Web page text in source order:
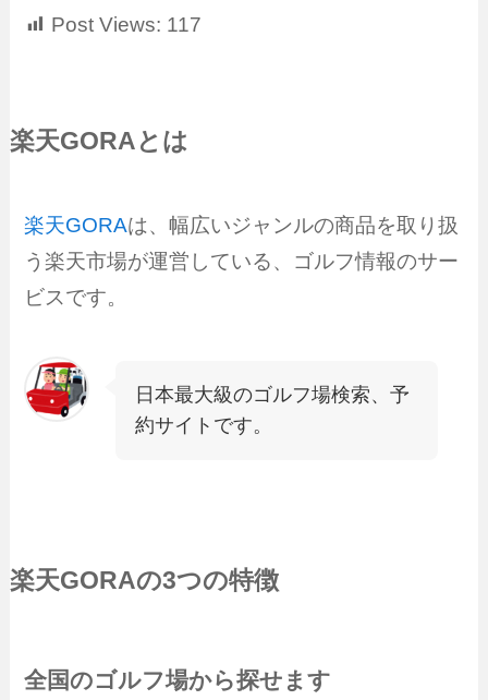
Post Views: 117
楽天GORAとは
楽天GORAは、幅広いジャンルの商品を取り扱
う楽天市場が運営している、ゴルフ情報のサー
ビスです。
日本最大級のゴルフ場検索、予
約サイトです。
楽天GORAの3つの特徴
全国のゴルフ場から探せます